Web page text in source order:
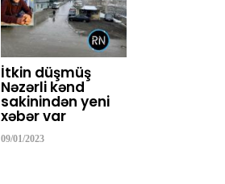
İtkin düşmüş
Nəzərli kənd
sakinindən yeni
xəbər var
09/01/2023